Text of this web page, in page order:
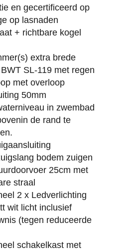
en gecertificeerd op
op lasnaden
+ richtbare kogel
extra brede
SL-119 met regen
met overloop
50mm
in zwembad
de rand te
bodem zuigen
25cm met
straal
2 x Ledverlichting
wit licht inclusief
(tegen reduceerde
schakelkast met